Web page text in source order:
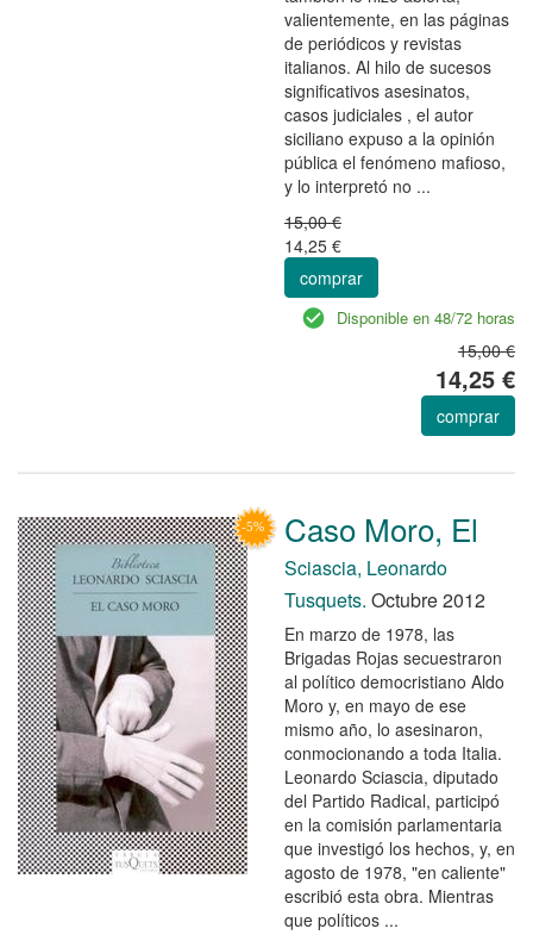
valientemente, en las páginas
de periódicos y revistas
italianos. Al hilo de sucesos
significativos asesinatos,
casos judiciales , el autor
siciliano expuso a la opinión
pública el fenómeno mafioso,
y lo interpretó no ...
15,00 €
14,25 €
comprar
Disponible en 48/72 horas
15,00 €
14,25 €
comprar
Caso Moro, El
Sciascia, Leonardo
Tusquets. Octubre 2012
En marzo de 1978, las
Brigadas Rojas secuestraron
al político democristiano Aldo
Moro y, en mayo de ese
mismo año, lo asesinaron,
conmocionando a toda Italia.
Leonardo Sciascia, diputado
del Partido Radical, participó
en la comisión parlamentaria
que investigó los hechos, y, en
agosto de 1978, "en caliente"
escribió esta obra. Mientras
que políticos ...